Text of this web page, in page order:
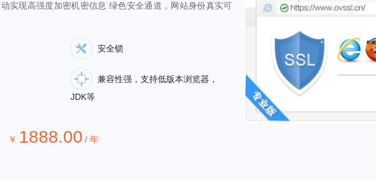
实现高强度加密机密信息 绿色安全通道，网站身份真实可
安全锁
兼容性强，支持低版本浏览器，
JDK等
￥ 1888.00 / 年